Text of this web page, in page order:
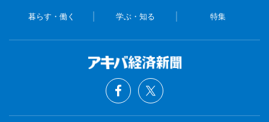
暮らす・働く 学ぶ・知る 特集